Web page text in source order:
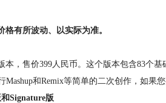
格有所波动、以实际为准。
本，售价399人民币。这个版本包含83个基
Mashup和Remix等简单的二次创作，如果
Signature版